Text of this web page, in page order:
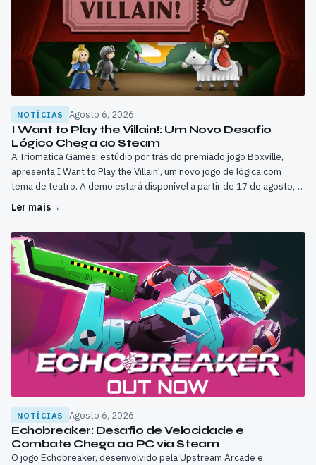
NOTÍCIAS Agosto 6, 2026
I Want to Play the Villain!: Um Novo Desafio
Lógico Chega ao Steam
A Triomatica Games, estúdio por trás do premiado jogo Boxville,
apresenta I Want to Play the Villain!, um novo jogo de lógica com
tema de teatro. A demo estará disponível a partir de 17 de agosto,
com o jogo completo a ser lançado no primeiro trimestre de 2027.
Ler mais→
NOTÍCIAS Agosto 6, 2026
Echobreaker: Desafio de Velocidade e
Combate Chega ao PC via Steam
O jogo Echobreaker, desenvolvido pela Upstream Arcade e